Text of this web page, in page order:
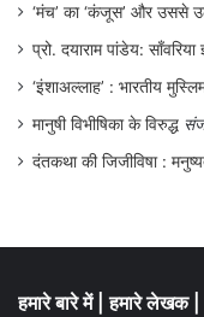
‘मंच’ का ‘कंजूस’ और उससे
प्रो. दयाराम पांडेय:
‘इंशाअल्लाह’ : भारतीय
मानुषी विभीषिका के विरुद्ध
दंतकथा की जिजीविषा :
हमारे बारे में हमारे लेखक